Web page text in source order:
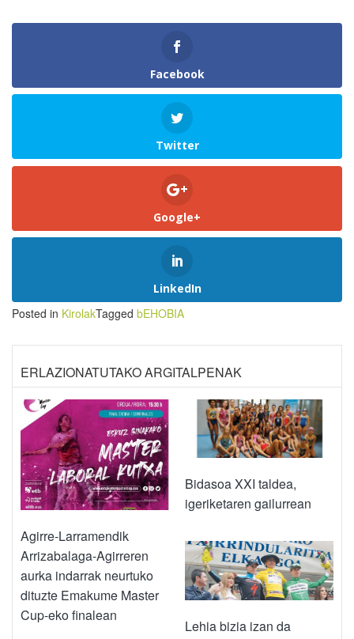
Facebook
Twitter
Google+
LinkedIn
Posted in KirolakTagged bEHOBIA
ERLAZIONATUTAKO ARGITALPENAK
Agirre-Larramendik
Arrizabalaga-Agirreren
aurka indarrak neurtuko
dituzte Emakume Master
Cup-eko finalean
Bidasoa XXI taldea,
igeriketaren gailurrean
Lehia bizia izan da